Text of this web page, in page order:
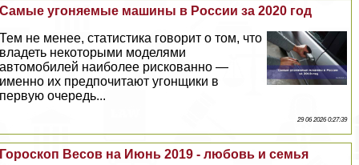
Самые угоняемые машины в России за 2020 год
Тем не менее, статистика говорит о том, что
владеть некоторыми моделями
автомобилей наиболее рискованно —
именно их предпочитают угонщики в
первую очередь...
29 06 2026 0:27:39
Гороскоп Весов на Июнь 2019 - любовь и семья